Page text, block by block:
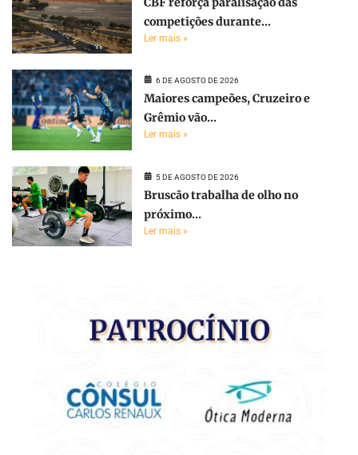
competições durante...
Ler mais »
6 DE AGOSTO DE 2026
Maiores campeões, Cruzeiro e
Grêmio vão...
Ler mais »
5 DE AGOSTO DE 2026
Bruscão trabalha de olho no
próximo...
Ler mais »